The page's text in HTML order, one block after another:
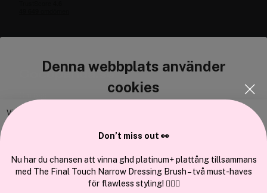
Denna webbplats använder
cookies
Vi använder enhetsidentifierare för att anpassa innehållet och
och annan information från din enhet till de sociala medier och annons-
och analysföretag som vi samarbetar med. Dessa kan i sin tur
kombinera informationen med annan information som du har
Cocopanda.se
Don’t miss out 👀
Nu har du chansen att vinna ghd platinum+ plattång tillsammans
med The Final Touch Narrow Dressing Brush – två must-haves
för flawless styling! 💇‍♀️✨